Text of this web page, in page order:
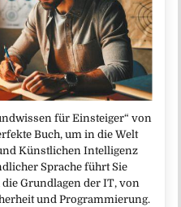
für Einsteiger“ von
Buch, um in die Welt
Künstlichen Intelligenz
Sprache führt Sie
Grundlagen der IT, von
und Programmierung.